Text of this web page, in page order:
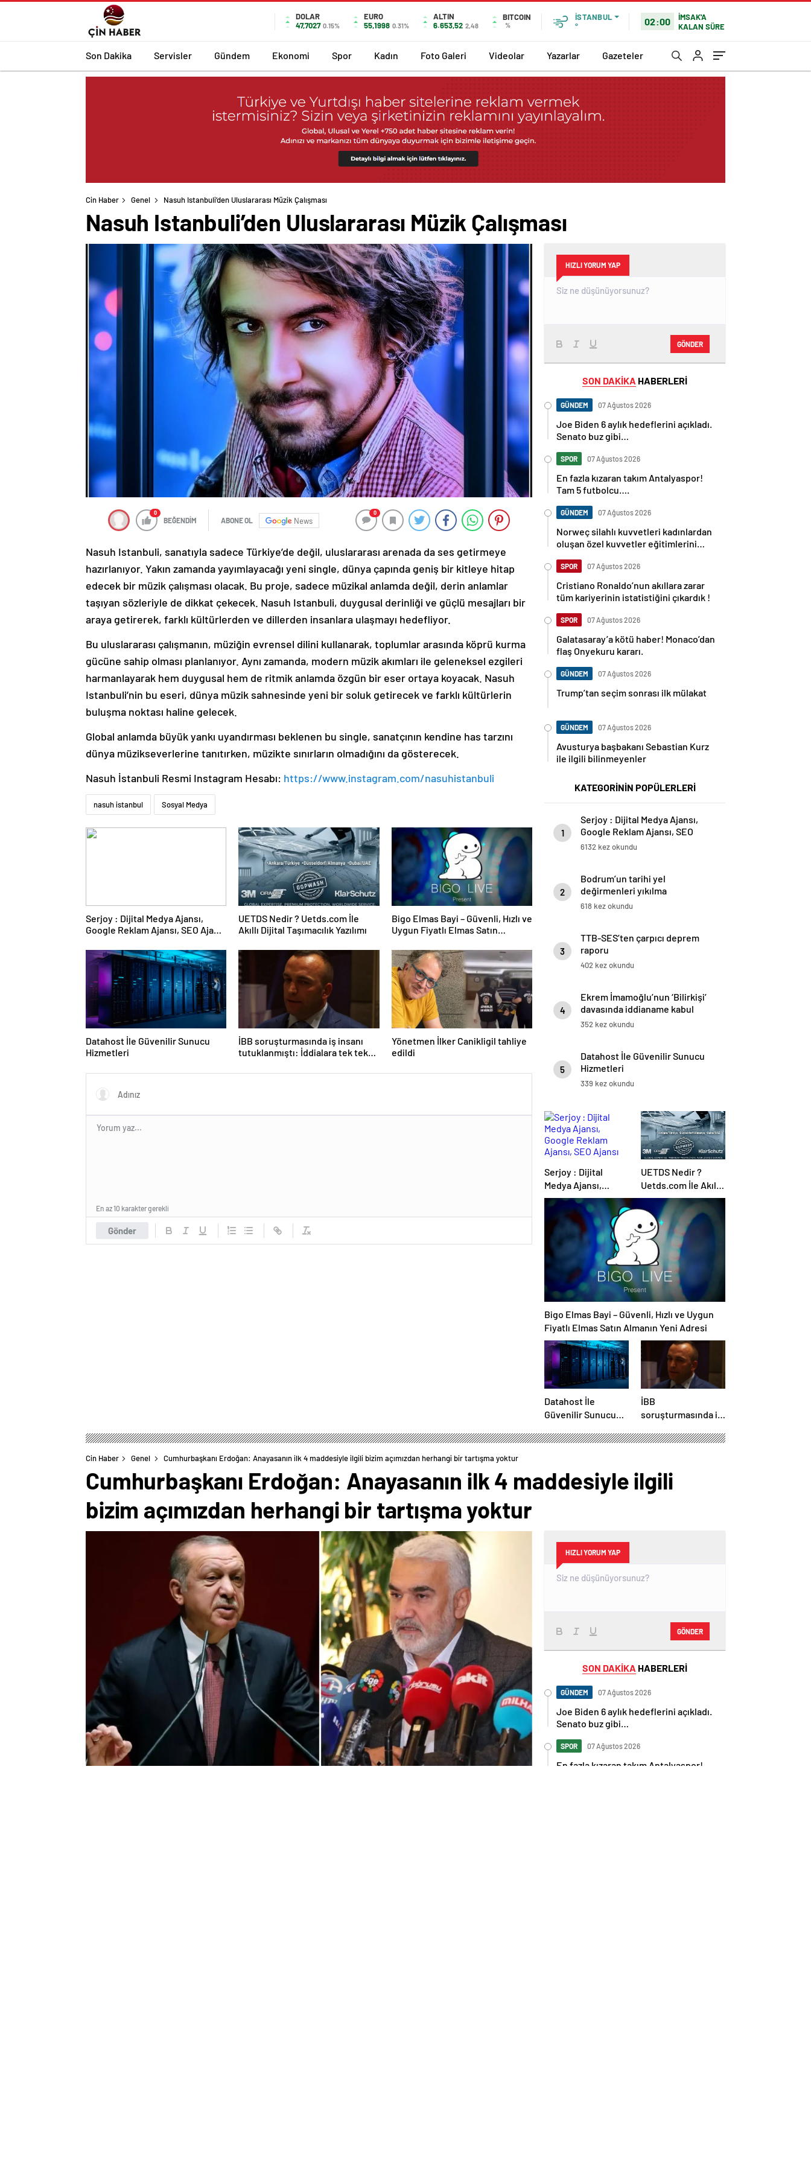
DOLAR
47,7027 0.15%
EURO
55,1998 0.31%
ALTIN
6.653,52 2,48
BITCOIN
%
İSTANBUL
°
02:00
İMSAK'A
KALAN SÜRE
Son Dakika Servisler Gündem Ekonomi Spor Kadın Foto Galeri Videolar Yazarlar Gazeteler
Cin Haber Genel Nasuh Istanbuli’den Uluslararası Müzik Çalışması
Nasuh Istanbuli’den Uluslararası Müzik Çalışması
0
BEĞENDİM ABONE OL News
0
Nasuh Istanbuli, sanatıyla sadece Türkiye’de değil, uluslararası arenada da ses getirmeye
hazırlanıyor. Yakın zamanda yayımlayacağı yeni single, dünya çapında geniş bir kitleye hitap
edecek bir müzik çalışması olacak. Bu proje, sadece müzikal anlamda değil, derin anlamlar
taşıyan sözleriyle de dikkat çekecek. Nasuh Istanbuli, duygusal derinliği ve güçlü mesajları bir
araya getirerek, farklı kültürlerden ve dillerden insanlara ulaşmayı hedefliyor.
Bu uluslararası çalışmanın, müziğin evrensel dilini kullanarak, toplumlar arasında köprü kurma
gücüne sahip olması planlanıyor. Aynı zamanda, modern müzik akımları ile geleneksel ezgileri
harmanlayarak hem duygusal hem de ritmik anlamda özgün bir eser ortaya koyacak. Nasuh
Istanbuli’nin bu eseri, dünya müzik sahnesinde yeni bir soluk getirecek ve farklı kültürlerin
buluşma noktası haline gelecek.
Global anlamda büyük yankı uyandırması beklenen bu single, sanatçının kendine has tarzını
dünya müzikseverlerine tanıtırken, müzikte sınırların olmadığını da gösterecek.
Nasuh İstanbuli Resmi Instagram Hesabı: https://www.instagram.com/nasuhistanbuli
nasuh istanbul Sosyal Medya
Serjoy : Dijital Medya Ajansı,
Google Reklam Ajansı, SEO Ajansı
UETDS Nedir ? Uetds.com İle
Akıllı Dijital Taşımacılık Yazılımı
Bigo Elmas Bayi – Güvenli, Hızlı ve
Uygun Fiyatlı Elmas Satın
Datahost İle Güvenilir Sunucu
Hizmetleri
İBB soruşturmasında iş insanı
tutuklanmıştı: İddialara tek tek
Yönetmen İlker Canikligil tahliye
edildi
Gönder
En az 10 karakter gerekli
HIZLI YORUM YAP
GÖNDER
SON DAKİKA HABERLERİ
GÜNDEM 07 Ağustos 2026
Joe Biden 6 aylık hedeflerini açıkladı.
Senato buz gibi…
SPOR 07 Ağustos 2026
En fazla kızaran takım Antalyaspor!
Tam 5 futbolcu….
GÜNDEM 07 Ağustos 2026
Norweç silahlı kuvvetleri kadınlardan
oluşan özel kuvvetler eğitimlerini
SPOR 07 Ağustos 2026
Cristiano Ronaldo’nun akıllara zarar
tüm kariyerinin istatistiğini çıkardık !
SPOR 07 Ağustos 2026
Galatasaray’a kötü haber! Monaco’dan
flaş Onyekuru kararı.
GÜNDEM 07 Ağustos 2026
Trump’tan seçim sonrası ilk mülakat
GÜNDEM 07 Ağustos 2026
Avusturya başbakanı Sebastian Kurz
ile ilgili bilinmeyenler
KATEGORİNİN POPÜLERLERİ
1
Serjoy : Dijital Medya Ajansı,
Google Reklam Ajansı, SEO
Ajansı ve Web Tasarım Ajansı
6132 kez okundu
2
Bodrum’un tarihi yel
değirmenleri yıkılma
tehlikesiyle karşı karşıya
618 kez okundu
3
TTB-SES’ten çarpıcı deprem
raporu
402 kez okundu
4
Ekrem İmamoğlu’nun ‘Bilirkişi’
davasında iddianame kabul
edildi
352 kez okundu
5
Datahost İle Güvenilir Sunucu
Hizmetleri
339 kez okundu
Serjoy : Dijital
Medya Ajansı,
Google Reklam
Ajansı, SEO Ajansı
ve Web Tasarım
Ajansı
UETDS Nedir ?
Uetds.com İle Akıllı
Dijital Taşımacılık
Yazılımı
Bigo Elmas Bayi – Güvenli, Hızlı ve Uygun
Fiyatlı Elmas Satın Almanın Yeni Adresi
Datahost İle
Güvenilir Sunucu
İBB
soruşturmasında iş
tutuklanmıştı:
Cin Haber Genel Cumhurbaşkanı Erdoğan: Anayasanın ilk 4 maddesiyle ilgili bizim açımızdan herhangi bir tartışma yoktur
Cumhurbaşkanı Erdoğan: Anayasanın ilk 4 maddesiyle ilgili
bizim açımızdan herhangi bir tartışma yoktur
HIZLI YORUM YAP
GÖNDER
SON DAKİKA HABERLERİ
GÜNDEM 07 Ağustos 2026
Joe Biden 6 aylık hedeflerini açıkladı.
Senato buz gibi…
SPOR 07 Ağustos 2026
En fazla kızaran takım Antalyaspor!